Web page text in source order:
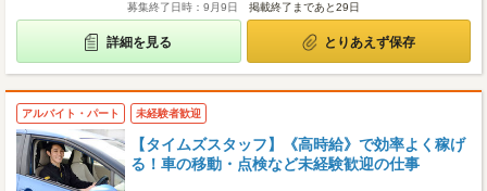
募集終了日時：9月9日 掲載終了まであと29日
詳細を見る とりあえず保存
アルバイト・パート 未経験者歓迎
【タイムズスタッフ】《高時給》で効率よく稼げ
る！車の移動・点検など未経験歓迎の仕事